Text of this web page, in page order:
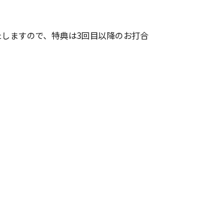
ますので、特典は3回目以降のお打合